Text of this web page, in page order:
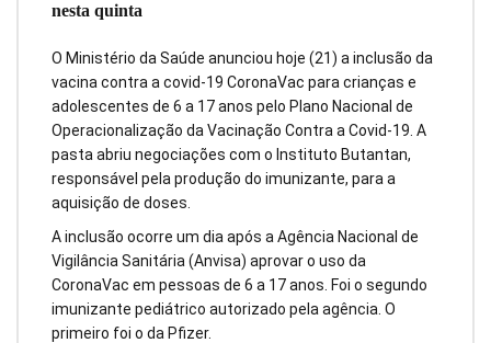
nesta quinta
O Ministério da Saúde anunciou hoje (21) a inclusão da
vacina contra a covid-19 CoronaVac para crianças e
adolescentes de 6 a 17 anos pelo Plano Nacional de
Operacionalização da Vacinação Contra a Covid-19. A
pasta abriu negociações com o Instituto Butantan,
responsável pela produção do imunizante, para a
aquisição de doses.
A inclusão ocorre um dia após a Agência Nacional de
Vigilância Sanitária (Anvisa) aprovar o uso da
CoronaVac em pessoas de 6 a 17 anos. Foi o segundo
imunizante pediátrico autorizado pela agência. O
primeiro foi o da Pfizer.